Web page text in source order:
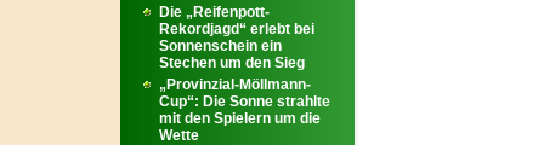
Die „Reifenpott-
Rekordjagd“ erlebt bei
Sonnenschein ein
Stechen um den Sieg
„Provinzial-Möllmann-
Cup“: Die Sonne strahlte
mit den Spielern um die
Wette